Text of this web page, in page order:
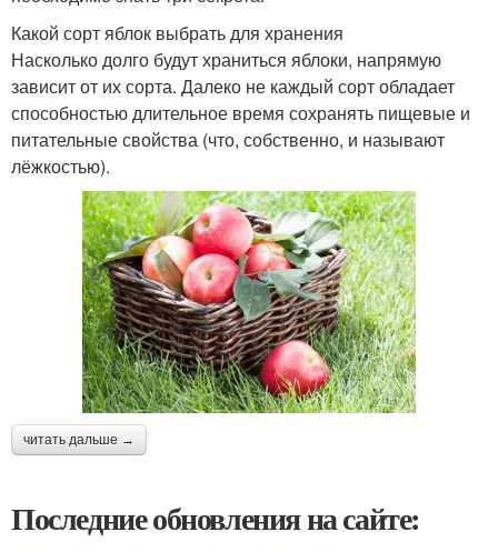
Какой сорт яблок выбрать для хранения
Насколько долго будут храниться яблоки, напрямую
зависит от их сорта. Далеко не каждый сорт обладает
способностью длительное время сохранять пищевые и
питательные свойства (что, собственно, и называют
лёжкостью).
читать дальше →
Последние обновления на сайте: